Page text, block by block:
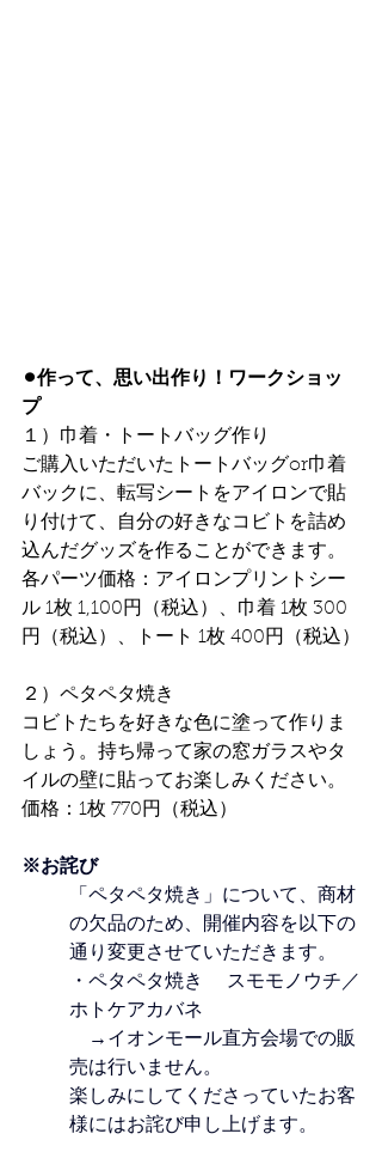
⚫︎作って、思い出作り！ワークショッ
プ
１）巾着・トートバッグ作り
ご購入いただいたトートバッグor巾着
バックに、転写シートをアイロンで貼
り付けて、自分の好きなコビトを詰め
込んだグッズを作ることができます。
各パーツ価格：アイロンプリントシー
ル 1枚 1,100円（税込）、巾着 1枚 300
円（税込）、トート 1枚 400円（税込）
２）ペタペタ焼き
コビトたちを好きな色に塗って作りま
しょう。持ち帰って家の窓ガラスやタ
イルの壁に貼ってお楽しみください。
価格：1枚 770円（税込）
※お詫び
「ペタペタ焼き」について、 商材
の欠品のため、開催内容を以下の
通り変更させていただきます。
・ペタペタ焼き 　スモモノウチ／
ホトケアカバネ
→イオンモール直方会場での販
売は行いません。
楽しみにしてくださっていたお客
様にはお詫び申し上げます。